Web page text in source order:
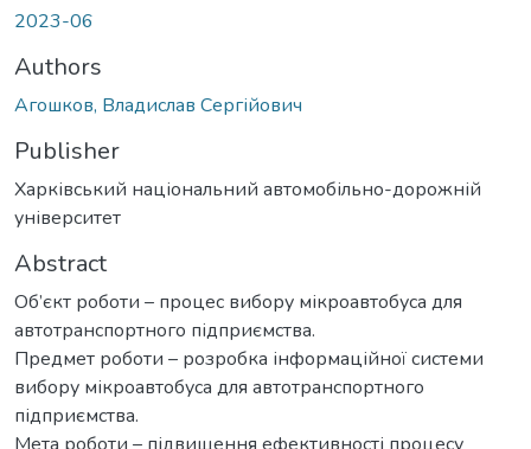
2023-06
Authors
Агошков, Владислав Сергійович
Publisher
Харківський національний автомобільно-дорожній
університет
Abstract
Об’єкт роботи – процес вибору мікроавтобуса для
автотранспортного підприємства.
Предмет роботи – розробка інформаційної системи
вибору мікроавтобуса для автотранспортного
підприємства.